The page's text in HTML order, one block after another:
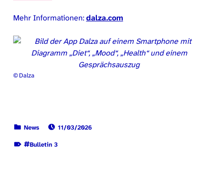
Mehr Informationen:dalza.com
© Dalza
KATEGORISIERT IN:
News
11/03/2026
Bulletin 3